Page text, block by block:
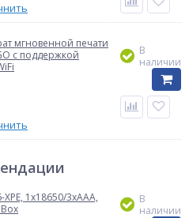
мгновенной печати
с поддержкой
В
наличии
1х18650/3xAAA,
В
наличии